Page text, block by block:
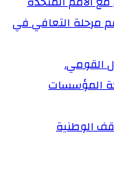
مرحلة التعافي في
القومي.
المؤسسات
الوطنية